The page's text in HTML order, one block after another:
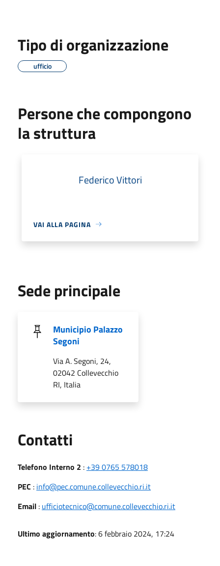
Tipo di organizzazione
ufficio
Persone che compongono
la struttura
Federico Vittori
VAI ALLA PAGINA
Sede principale
Municipio Palazzo
Segoni
Via A. Segoni, 24,
02042 Collevecchio
RI, Italia
Contatti
Telefono Interno 2 : +39 0765 578018
PEC : info@pec.comune.collevecchio.ri.it
Email : ufficiotecnico@comune.collevecchio.ri.it
Ultimo aggiornamento: 6 febbraio 2024, 17:24